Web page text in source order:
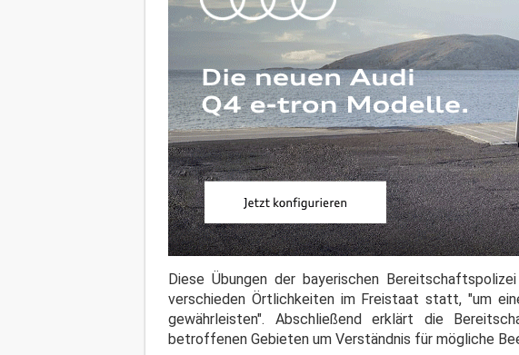
Diese Übungen der bayerischen
verschieden Örtlichkeiten im Freistaat statt, "um
gewährleisten". Abschließend erklärt die
betroffenen Gebieten um Verständnis für mögliche